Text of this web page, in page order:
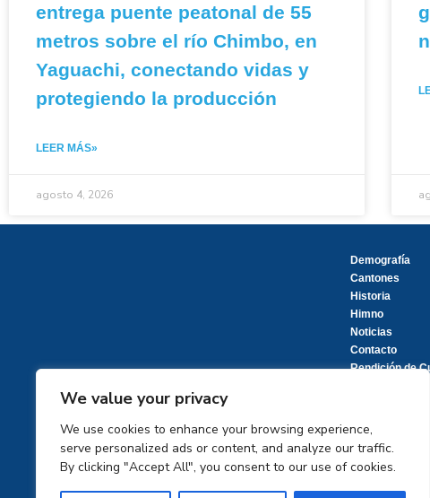
We value your privacy
We use cookies to enhance your browsing experience,
serve personalized ads or content, and analyze our traffic.
By clicking "Accept All", you consent to our use of cookies.
entrega puente peatonal de 55
metros sobre el río Chimbo, en
Yaguachi, conectando vidas y
protegiendo la producción
LEER MÁS»
agosto 4, 2026
Demografía
Cantones
Historia
Himno
Noticias
Contacto
Rendición de